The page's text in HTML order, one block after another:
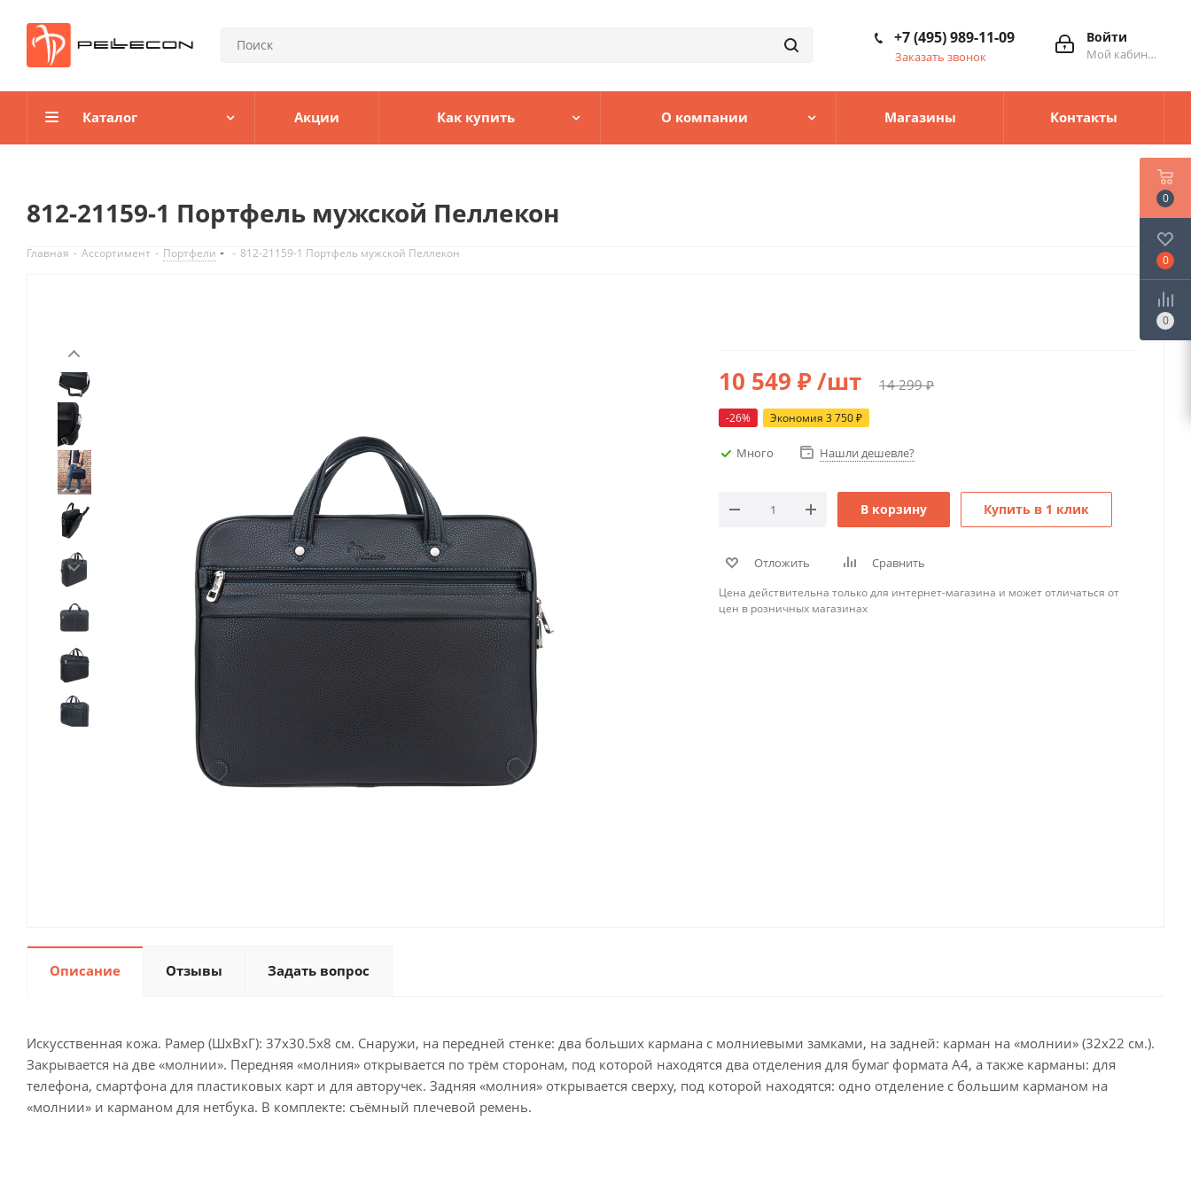
Войти
Мой кабинет
+7 (495) 989-11-09
Заказать звонок
Каталог Акции Как купить О компании Магазины Контакты
812-21159-1 Портфель мужской Пеллекон
Главная - Ассортимент - Портфели - 812-21159-1 Портфель мужской Пеллекон
10 549 ₽/шт 14 299₽
-26% Экономия3 750₽
Много Нашли дешевле?
В корзину Купить в 1 клик
Отложить Сравнить
Цена действительна только для интернет-магазина и может отличаться от
цен в розничных магазинах
Описание Отзывы Задать вопрос
Искусственная кожа. Рамер (ШхВхГ): 37x30.5x8 см. Снаружи, на передней стенке: два больших кармана с молниевыми замками, на задней: карман на «молнии» (32х22 см.).
Закрывается на две «молнии». Передняя «молния» открывается по трём сторонам, под которой находятся два отделения для бумаг формата А4, а также карманы: для
телефона, смартфона для пластиковых карт и для авторучек. Задняя «молния» открывается сверху, под которой находятся: одно отделение с большим карманом на
«молнии» и карманом для нетбука. В комплекте: съёмный плечевой ремень.
0
0
0